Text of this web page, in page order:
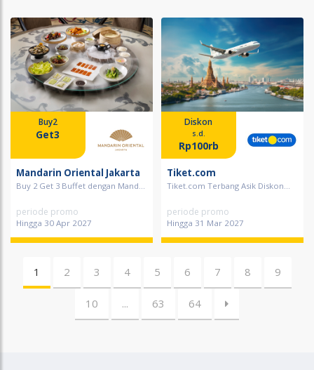
Buy2
Get3
Mandarin Oriental Jakarta
Buy 2 Get 3 Buffet dengan Mand...
periode promo
Hingga 30 Apr 2027
Diskon
s.d.
Rp100rb
Tiket.com
Tiket.com Terbang Asik Diskon...
periode promo
Hingga 31 Mar 2027
1 2 3 4 5 6 7 8 9
10 ... 63 64